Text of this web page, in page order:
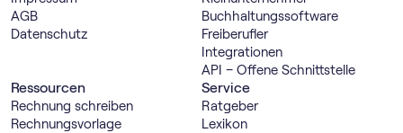
AGB
Datenschutz
Buch­haltungs­software
Freiberufler
Integrationen
API – Offene Schnittstelle
Ressourcen
Rechnung schreiben
Rechnungsvorlage
Service
Ratgeber
Lexikon